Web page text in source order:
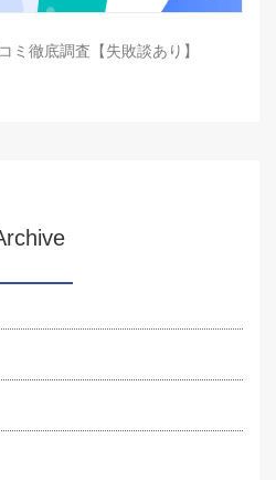
ミ徹底調査【失敗談あり】